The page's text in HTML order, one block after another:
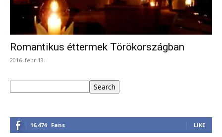
Romantikus éttermek Törökországban
2016. febr 13.
Search
16,474 Fans LIKE